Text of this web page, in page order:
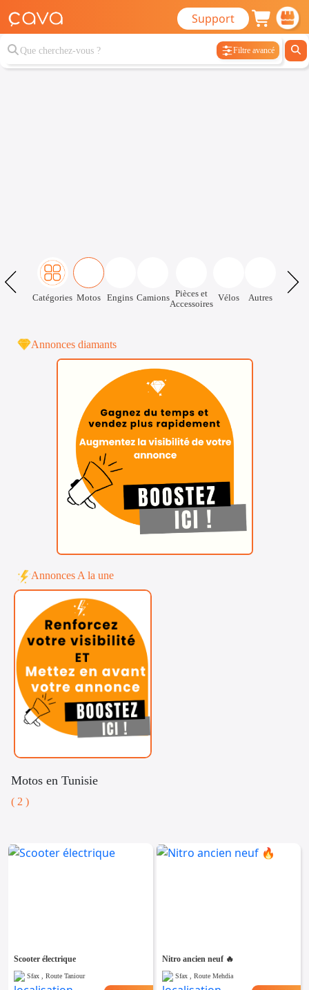
Support
Filtre avancé
Catégories Motos Engins Camions Pièces et
Accessoires
Vélos Autres
Annonces diamants
Annonces A la une
Motos en Tunisie
( 2 )
Scooter électrique
Sfax , Route Taniour
Nitro ancien neuf 🔥
Sfax , Route Mehdia